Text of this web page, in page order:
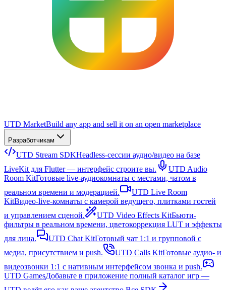
UTD MarketBuild any app and sell it on an open marketplace
Разработчикам
UTD Stream SDKHeadless-сессии аудио/видео на базе
LiveKit для Flutter — интерфейс строите вы.
UTD Audio
Room KitГотовые live-аудиокомнаты с местами, чатом в
реальном времени и модерацией.
UTD Live Room
KitВидео-live-комнаты с камерой ведущего, плитками гостей
и управлением сценой.
UTD Video Effects KitБьюти-
фильтры в реальном времени, цветокоррекция LUT и эффекты
для лица.
UTD Chat KitГотовый чат 1:1 и групповой с
медиа, присутствием и push.
UTD Calls KitГотовые аудио- и
видеозвонки 1:1 с нативным интерфейсом звонка и push.
UTD GamesДобавьте в приложение полный каталог игр —